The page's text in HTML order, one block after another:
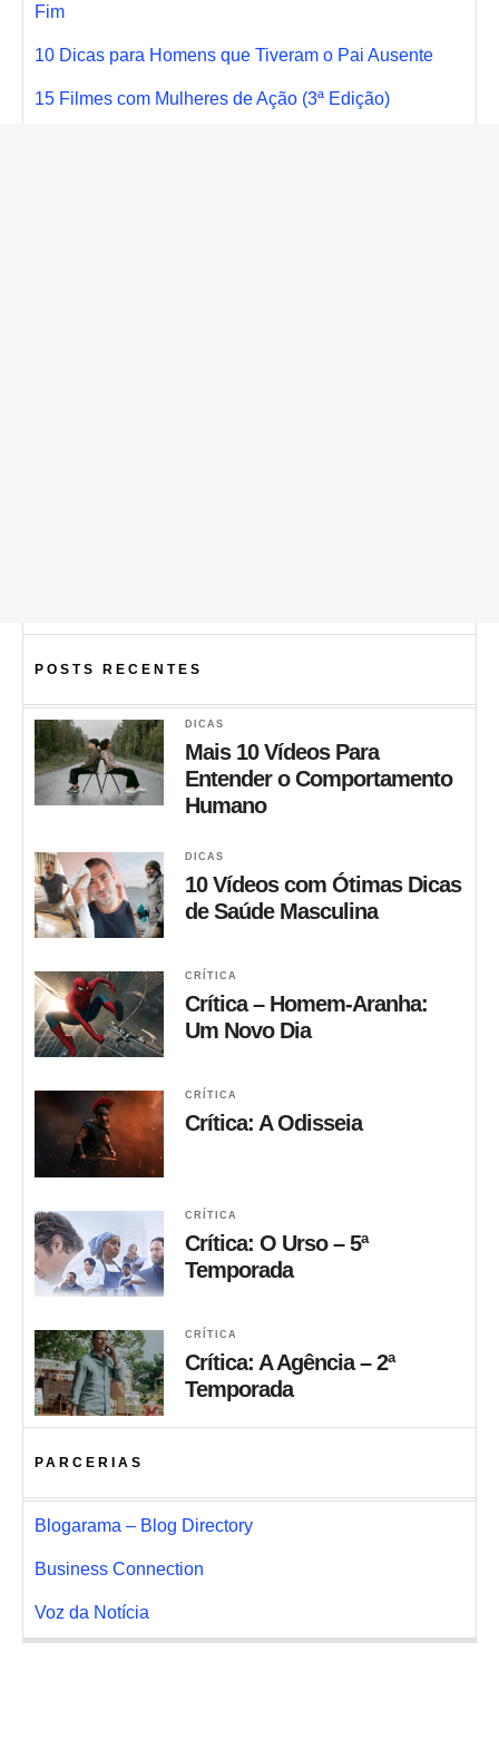
Fim
10 Dicas para Homens que Tiveram o Pai Ausente
15 Filmes com Mulheres de Ação (3ª Edição)
POSTS RECENTES
DICAS
Mais 10 Vídeos Para
Entender o Comportamento
Humano
DICAS
10 Vídeos com Ótimas Dicas
de Saúde Masculina
CRÍTICA
Crítica – Homem-Aranha:
Um Novo Dia
CRÍTICA
Crítica: A Odisseia
CRÍTICA
Crítica: O Urso – 5ª
Temporada
CRÍTICA
Crítica: A Agência – 2ª
Temporada
PARCERIAS
Blogarama – Blog Directory
Business Connection
Voz da Notícia